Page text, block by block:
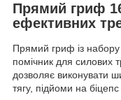
Прямий гриф
ефективних
Прямий гриф із
помічник для силових
дозволяє виконувати
тягу, підйоми на біцепс